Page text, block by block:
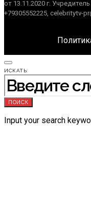
от 13.11.2020 г.
+79305552225, celebritytv-
ИСКАТЬ:
ПОИСК
Input your search